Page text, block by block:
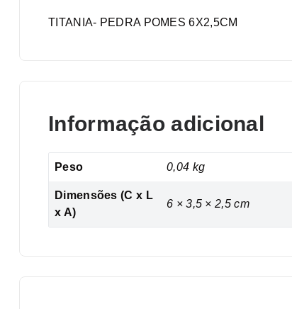
TITANIA- PEDRA POMES 6X2,5CM
Informação adicional
Peso 0,04 kg
Dimensões (C x L
x A)
6 × 3,5 × 2,5 cm